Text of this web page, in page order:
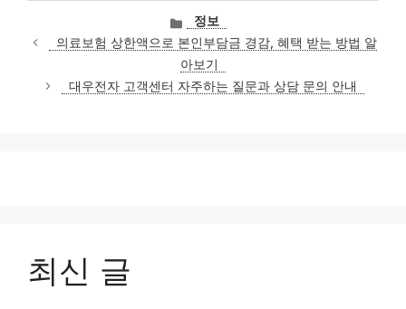
카
테
고
리
정보
의료보험 상한액으로 본인부담금 경감, 혜택 받는 방법 알
아보기
대우전자 고객센터 자주하는 질문과 상담 문의 안내
최신 글